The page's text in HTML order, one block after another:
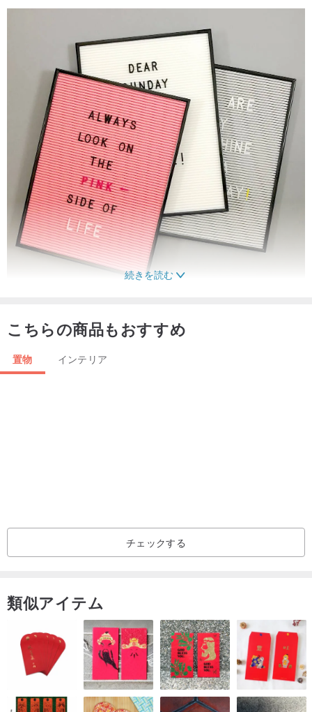
サイズ: 30x40cm
続きを読む
こちらの商品もおすすめ
置物 インテリア
チェックする
類似アイテム